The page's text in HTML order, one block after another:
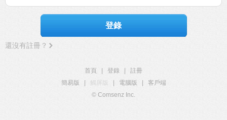
登錄
還沒有註冊？
首頁 登錄
註冊
簡易版
觸屏版 電腦版
客戶端
© Comsenz Inc.